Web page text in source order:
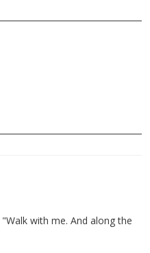
with me. And along the